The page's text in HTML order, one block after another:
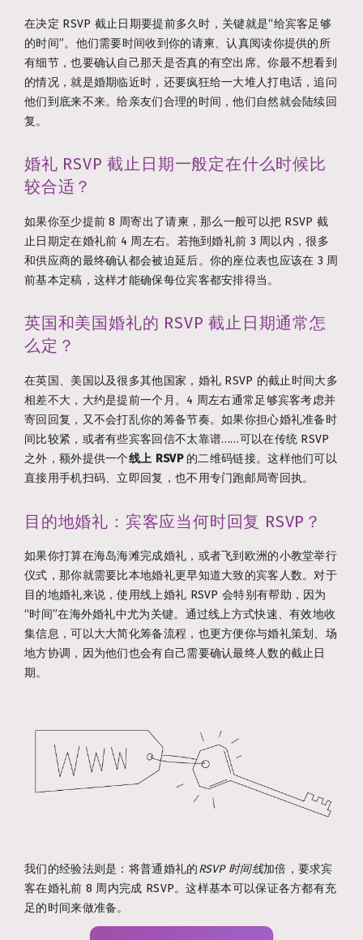
在决定 RSVP 截止日期要提前多久时，关键就是“给宾客足够
的时间”。他们需要时间收到你的请柬、认真阅读你提供的所
有细节，也要确认自己那天是否真的有空出席。你最不想看到
的情况，就是婚期临近时，还要疯狂给一大堆人打电话，追问
他们到底来不来。给亲友们合理的时间，他们自然就会陆续回
复。
婚礼 RSVP 截止日期一般定在什么时候比
较合适？
如果你至少提前 8 周寄出了请柬，那么一般可以把 RSVP 截
止日期定在婚礼前 4 周左右。若拖到婚礼前 3 周以内，很多
和供应商的最终确认都会被迫延后。你的座位表也应该在 3 周
前基本定稿，这样才能确保每位宾客都安排得当。
英国和美国婚礼的 RSVP 截止日期通常怎
么定？
在英国、美国以及很多其他国家，婚礼 RSVP 的截止时间大多
相差不大，大约是提前一个月。4 周左右通常足够宾客考虑并
寄回回复，又不会打乱你的筹备节奏。如果你担心婚礼准备时
间比较紧，或者有些宾客回信不太靠谱……可以在传统 RSVP
之外，额外提供一个线上 RSVP的二维码链接。这样他们可以
直接用手机扫码、立即回复，也不用专门跑邮局寄回执。
目的地婚礼：宾客应当何时回复 RSVP？
如果你打算在海岛海滩完成婚礼，或者飞到欧洲的小教堂举行
仪式，那你就需要比本地婚礼更早知道大致的宾客人数。对于
目的地婚礼来说，使用线上婚礼 RSVP 会特别有帮助，因为
“时间”在海外婚礼中尤为关键。通过线上方式快速、有效地收
集信息，可以大大简化筹备流程，也更方便你与婚礼策划、场
地方协调，因为他们也会有自己需要确认最终人数的截止日
期。
我们的经验法则是：将普通婚礼的RSVP 时间线加倍，要求宾
客在婚礼前 8 周内完成 RSVP。这样基本可以保证各方都有充
足的时间来做准备。